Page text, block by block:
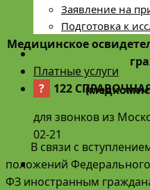
Заявление на
Подготовка к
Платные услуги
?
122
для звонков из
02-21
Медицинское
В связи с вступлением
положений
ФЗ иностранным